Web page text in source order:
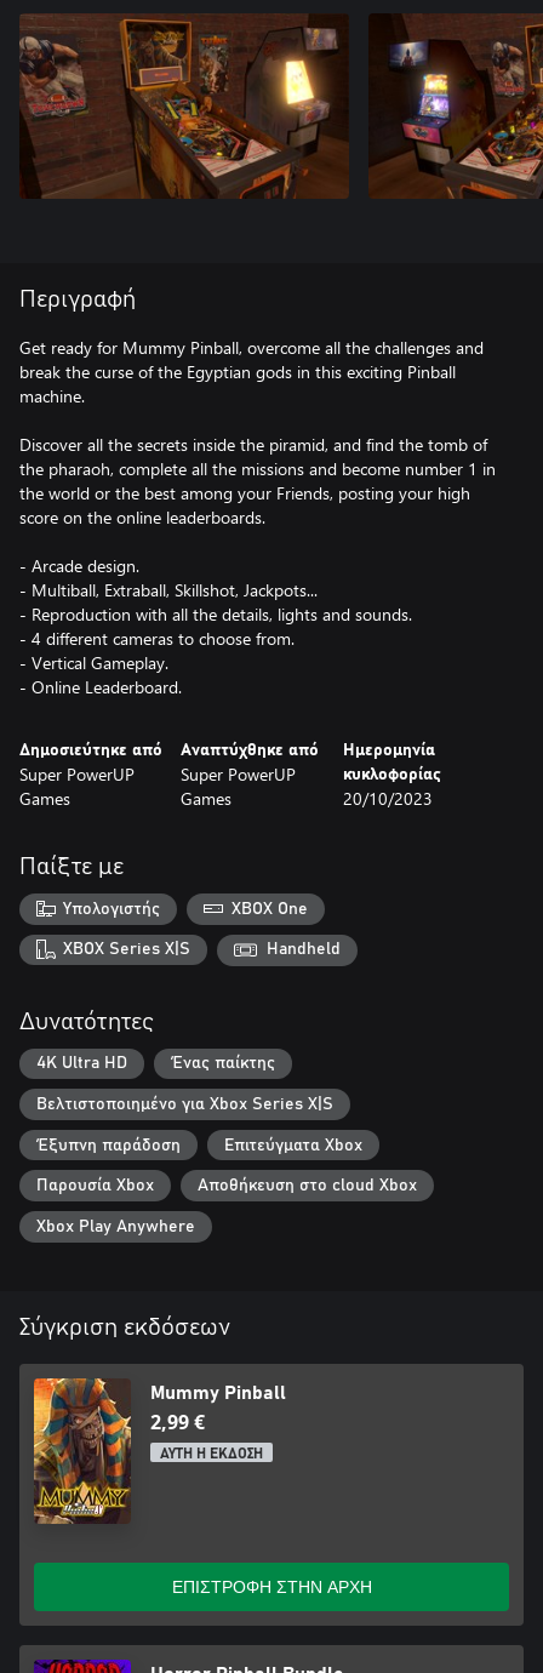
Περιγραφή
Get ready for Mummy Pinball, overcome all the challenges and
break the curse of the Egyptian gods in this exciting Pinball
machine.
Discover all the secrets inside the piramid, and find the tomb of
the pharaoh, complete all the missions and become number 1 in
the world or the best among your Friends, posting your high
score on the online leaderboards.
- Arcade design.
- Multiball, Extraball, Skillshot, Jackpots...
- Reproduction with all the details, lights and sounds.
- 4 different cameras to choose from.
- Vertical Gameplay.
- Online Leaderboard.
Δημοσιεύτηκε από
Super PowerUP
Games
Αναπτύχθηκε από
Super PowerUP
Games
Ημερομηνία
κυκλοφορίας
20/10/2023
Παίξτε με
Υπολογιστής XBOX One
XBOX Series X|S Handheld
Δυνατότητες
4K Ultra HD Ένας παίκτης
Βελτιστοποιημένο για Xbox Series X|S
Έξυπνη παράδοση Επιτεύγματα Xbox
Παρουσία Xbox Αποθήκευση στο cloud Xbox
Xbox Play Anywhere
Σύγκριση εκδόσεων
Mummy Pinball
2,99 €
ΑΥΤΗ Η ΕΚΔΟΣΗ
ΕΠΙΣΤΡΟΦΗ ΣΤΗΝ ΑΡΧΗ